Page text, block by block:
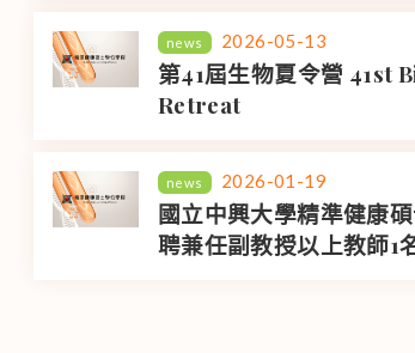
news 2026-05-13
第41屆生物夏令營 41st
Retreat
news 2026-01-19
國立中興大學精準健康
聘兼任副教授以上教師1